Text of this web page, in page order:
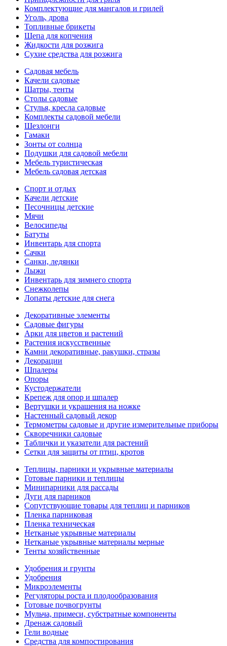
Комплектующие для мангалов и грилей
Уголь, дрова
Топливные брикеты
Щепа для копчения
Жидкости для розжига
Сухие средства для розжига
Садовая мебель
Качели садовые
Шатры, тенты
Столы садовые
Стулья, кресла садовые
Комплекты садовой мебели
Шезлонги
Гамаки
Зонты от солнца
Подушки для садовой мебели
Мебель туристическая
Мебель садовая детская
Спорт и отдых
Качели детские
Песочницы детские
Мячи
Велосипеды
Батуты
Инвентарь для спорта
Сачки
Санки, ледянки
Лыжи
Инвентарь для зимнего спорта
Снежколепы
Лопаты детские для снега
Декоративные элементы
Садовые фигуры
Арки для цветов и растений
Растения искусственные
Камни декоративные, ракушки, стразы
Декорации
Шпалеры
Опоры
Кустодержатели
Крепеж для опор и шпалер
Вертушки и украшения на ножке
Настенный садовый декор
Термометры садовые и другие измерительные приборы
Скворечники садовые
Таблички и указатели для растений
Сетки для защиты от птиц, кротов
Теплицы, парники и укрывные материалы
Готовые парники и теплицы
Минипарники для рассады
Дуги для парников
Сопутствующие товары для теплиц и парников
Пленка парниковая
Пленка техническая
Нетканые укрывные материалы
Нетканые укрывные материалы мерные
Тенты хозяйственные
Удобрения и грунты
Удобрения
Микроэлементы
Регуляторы роста и плодообразования
Готовые почвогрунты
Мульча, примеси, субстратные компоненты
Дренаж садовый
Гели водные
Средства для компостирования